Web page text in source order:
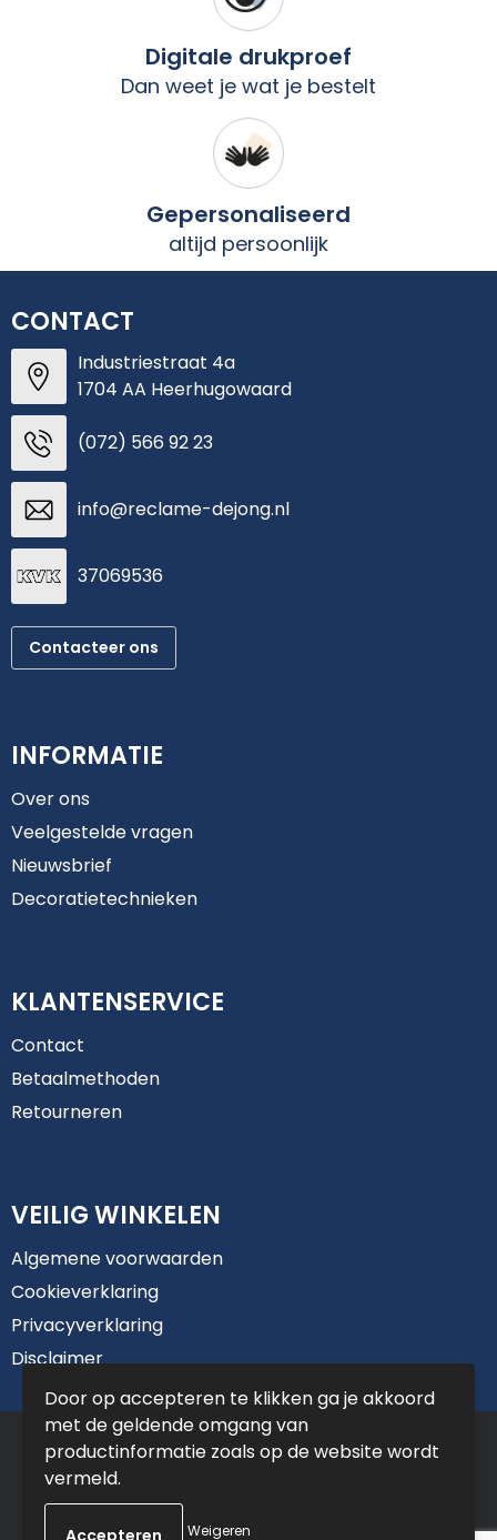
Digitale drukproef
Dan weet je wat je bestelt
Gepersonaliseerd
altijd persoonlijk
CONTACT
Industriestraat 4a
1704 AA Heerhugowaard
(072) 566 92 23
info@reclame-dejong.nl
37069536
Contacteer ons
INFORMATIE
Over ons
Veelgestelde vragen
Nieuwsbrief
Decoratietechnieken
KLANTENSERVICE
Contact
Betaalmethoden
Retourneren
VEILIG WINKELEN
Algemene voorwaarden
Cookieverklaring
Privacyverklaring
Disclaimer
© Copyright De Jong Reclame 2025
Door op accepteren te klikken ga je akkoord
met de geldende omgang van
productinformatie zoals op de website wordt
vermeld.
Weigeren